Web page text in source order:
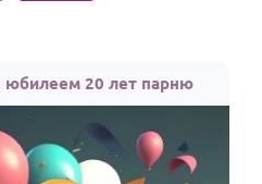
юбилеем 20 лет парню